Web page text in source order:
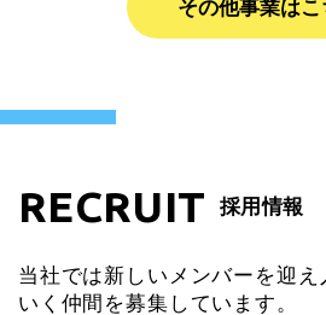
その他事業は
RECRUIT 採用情報
当社では新しいメンバーを迎え
いく仲間を募集しています。